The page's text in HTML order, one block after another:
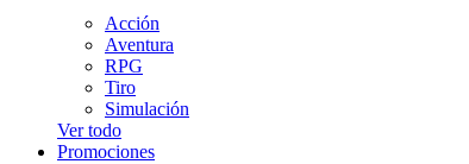
Acción
Aventura
RPG
Tiro
Simulación
Ver todo
Promociones